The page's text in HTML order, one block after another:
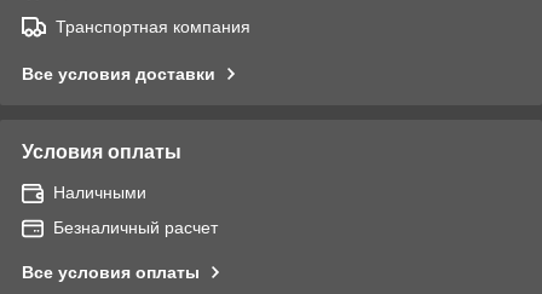
Транспортная компания
Все условия доставки
Условия оплаты
Наличными
Безналичный расчет
Все условия оплаты